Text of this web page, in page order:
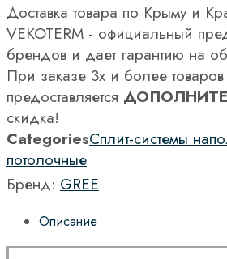
Доставка товара по Крыму и
VEKOTERM - официальный
брендов и дает гарантию на
При заказе 3х и более товаров
предоставляется
скидка!
CategoriesСплит-системы
потолочные
Бренд: GREE
Описание